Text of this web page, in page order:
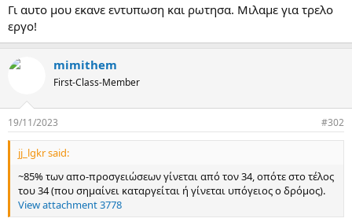
r
t
e
r
α
η
ι
ο
γ
ί
ς
Γι αυτο μου εκανε εντυπωση και ρωτησα. Μιλαμε για τρελο
εργο!
mimithem
First-Class-Member
19/11/2023 #302
jj_lgkr said:
~85% των απο-προσγειώσεων γίνεται από τον 34, οπότε στο τέλος
του 34 (που σημαίνει καταργείται ή γίνεται υπόγειος ο δρόμος).
View attachment 3778